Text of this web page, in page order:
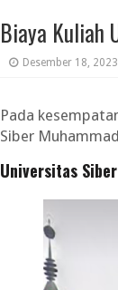
Biaya Kuliah
Desember 18, 2023
Pada
Siber
Universitas